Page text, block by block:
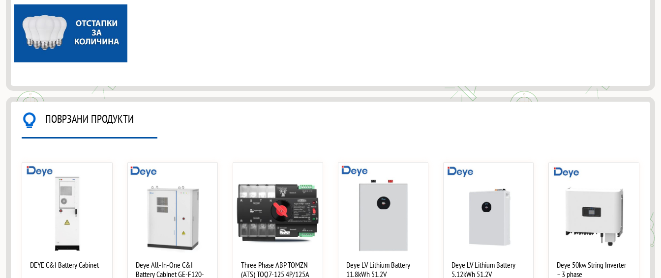
ПОВРЗАНИ ПРОДУКТИ
DEYE C&I Battery Cabinet
Deye All-In-One C&I
Battery Cabinet GE-F120-
Three Phase АВР TOMZN
(ATS) TOQ7-125 4P/125A
Deye LV Lithium Battery
11.8kWh 51.2V
Deye LV Lithium Battery
5.12kWh 51.2V
Deye 50kw String Inverter
– 3 phase